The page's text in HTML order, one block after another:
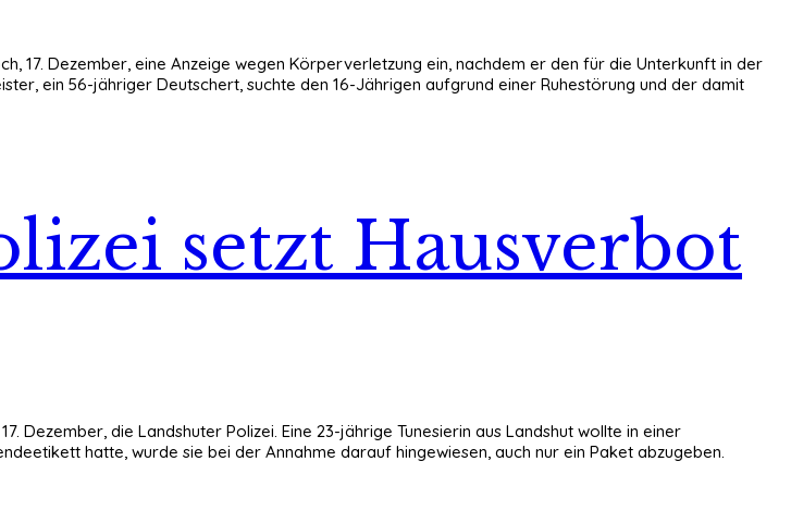
17. Dezember, eine Anzeige wegen Körperverletzung ein, nachdem er den für die Unterkunft in der
ein 56-jähriger Deutschert, suchte den 16-Jährigen aufgrund einer Ruhestörung und der damit
setzt Hausverbot
Dezember, die Landshuter Polizei. Eine 23-jährige Tunesierin aus Landshut wollte in einer
hatte, wurde sie bei der Annahme darauf hingewiesen, auch nur ein Paket abzugeben.